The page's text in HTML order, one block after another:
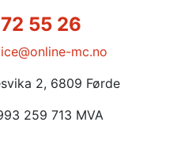
55 26
mc.no
2, 6809 Førde
259 713 MVA